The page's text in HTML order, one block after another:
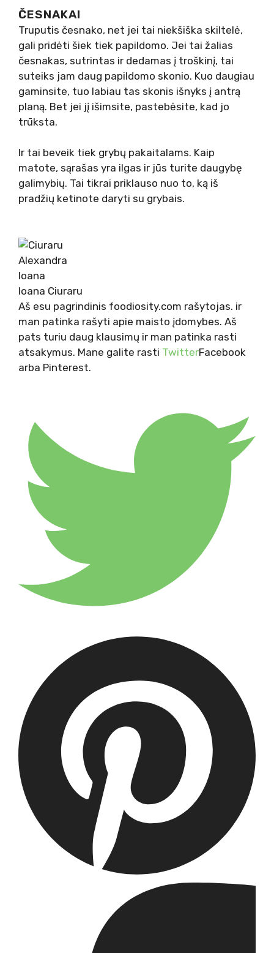
ČESNAKAI
Truputis česnako, net jei tai niekšiška skiltelė,
gali pridėti šiek tiek papildomo. Jei tai žalias
česnakas, sutrintas ir dedamas į troškinį, tai
suteiks jam daug papildomo skonio. Kuo daugiau
gaminsite, tuo labiau tas skonis išnyks į antrą
planą. Bet jei jį išimsite, pastebėsite, kad jo
trūksta.
Ir tai beveik tiek grybų pakaitalams. Kaip
matote, sąrašas yra ilgas ir jūs turite daugybę
galimybių. Tai tikrai priklauso nuo to, ką iš
pradžių ketinote daryti su grybais.
Ioana Ciuraru
Aš esu pagrindinis foodiosity.com rašytojas. ir
man patinka rašyti apie maisto įdomybes. Aš
pats turiu daug klausimų ir man patinka rasti
atsakymus. Mane galite rasti TwitterFacebook
arba Pinterest.